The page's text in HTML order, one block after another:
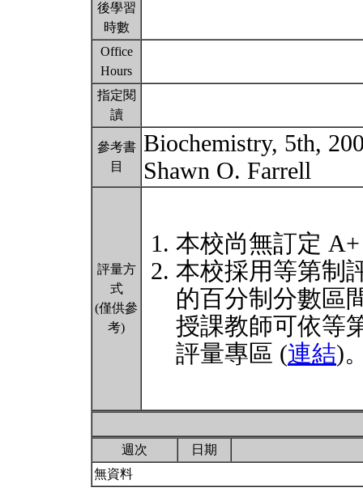
後學習
時數
Office
Hours
指定閱
讀
參考書
目
Biochemistry, 5th,
Shawn O. Farrell
評量方
式
(僅供參
考)
本校尚無訂定
本校採用等第制
的百分制分數區
授課教師可依等
評量專區 (連結)
週次
日期
無資料